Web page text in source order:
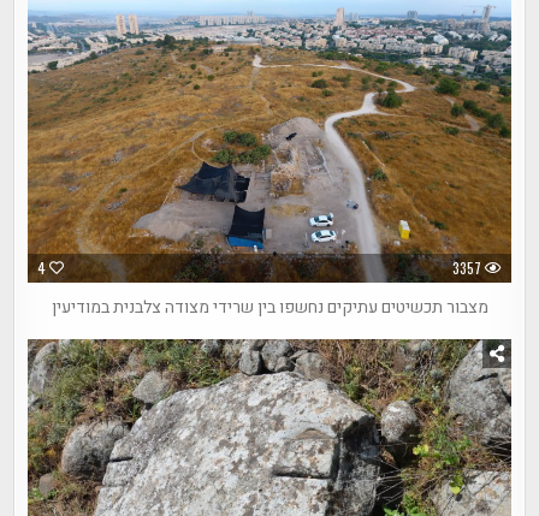
4 3357
מצבור תכשיטים עתיקים נחשפו בין שרידי מצודה צלבנית במודיעין